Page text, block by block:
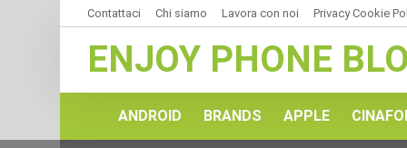
Contattaci Chi siamo Lavora con noi Privacy Cookie
ENJOY PHONE
ANDROID BRANDS APPLE